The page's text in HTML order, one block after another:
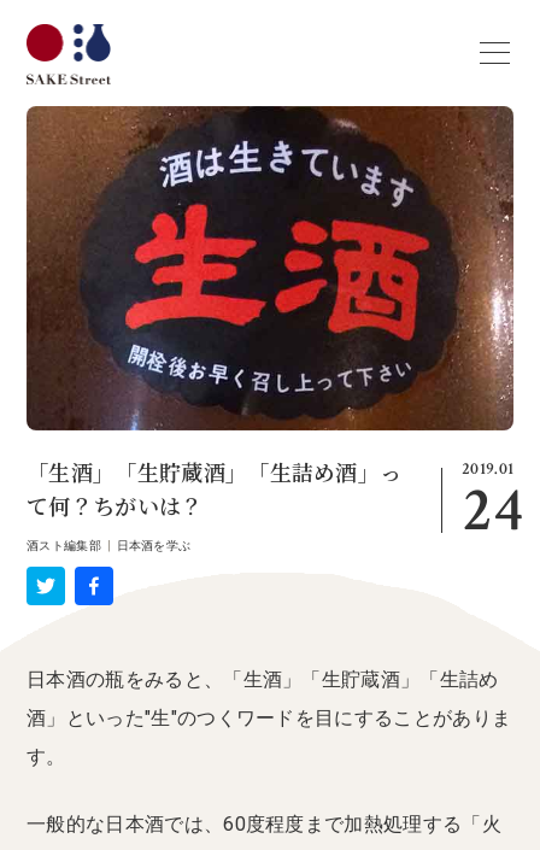
2019.01
24
「生酒」「生貯蔵酒」「生詰め酒」っ
て何？ちがいは？
酒スト編集部| 日本酒を学ぶ
日本酒の瓶をみると、「生酒」「生貯蔵酒」「生詰め
酒」といった"生"のつくワードを目にすることがありま
す。
一般的な日本酒では、60度程度まで加熱処理する「火